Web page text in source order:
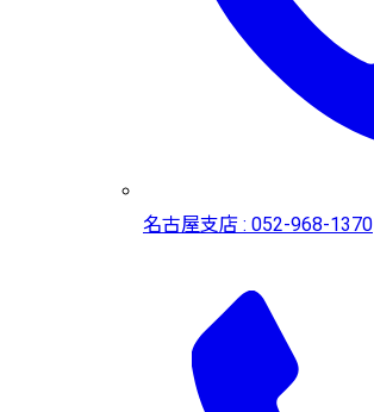
名古屋支店 : 052-968-1370